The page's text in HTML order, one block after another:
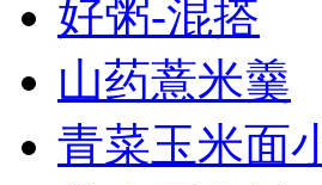
好粥-混搭
山药薏米羹
青菜玉米面